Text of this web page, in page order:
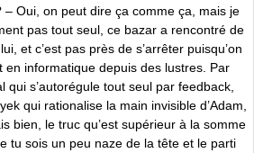
– Oui, on peut dire ça comme ça, mais je
pas tout seul, ce bazar a rencontré de
et c’est pas près de s’arrêter puisqu’on
en informatique depuis des lustres. Par
qui s’autorégule tout seul par feedback,
qui rationalise la main invisible d’Adam,
bien, le truc qu’est supérieur à la somme
tu sois un peu naze de la tête et le parti